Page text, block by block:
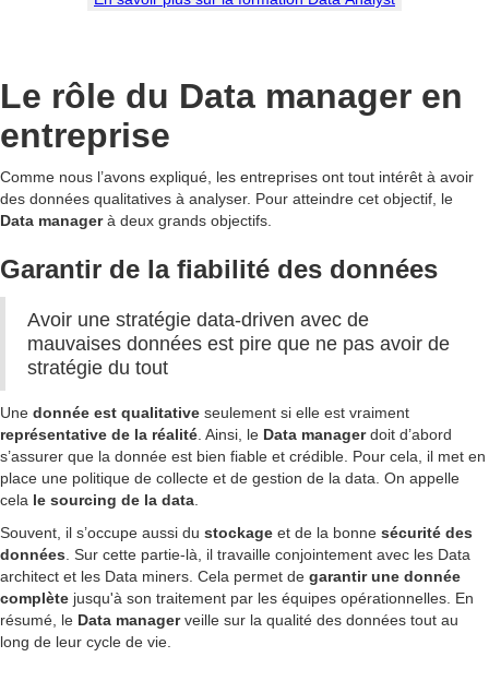
Le rôle du Data manager en
entreprise
Comme nous l’avons expliqué, les entreprises ont tout intérêt à avoir
des données qualitatives à analyser. Pour atteindre cet objectif, le
Data managerà deux grands objectifs.
Garantir de la fiabilité des données
Avoir une stratégie data-driven avec de
mauvaises données est pire que ne pas avoir de
stratégie du tout
Une donnée est qualitative seulement si elle est vraiment
représentative de la réalité . Ainsi, le Data managerdoit d’abord
s’assurer que la donnée est bien fiable et crédible. Pour cela, il met en
place une politique de collecte et de gestion de la data. On appelle
cela le sourcing de la data
Souvent, il s’occupe aussi du stockage et de la bonne sécurité des
données . Sur cette partie-là, il travaille conjointement avec les Data
architect et les Data miners. Cela permet de garantir une donnée
complète jusqu'à son traitement par les équipes opérationnelles. En
résumé, le Data managerveille sur la qualité des données tout au
long de leur cycle de vie.